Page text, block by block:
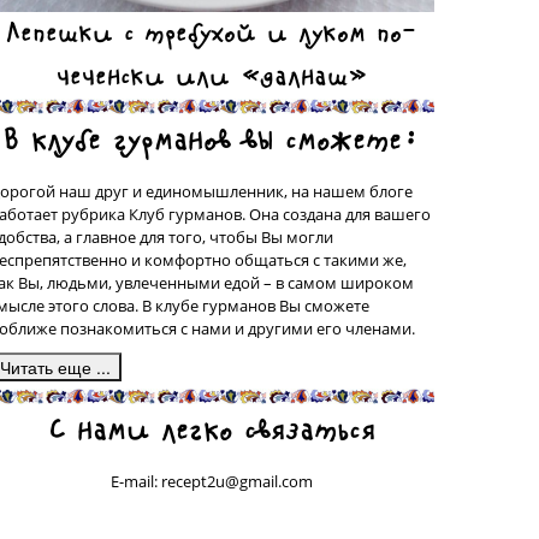
Лепешки с требухой и луком по-
чеченски или «далнаш»
В клубе гурманов вы сможете:
наш друг и единомышленник, на нашем блоге
рубрика Клуб гурманов. Она создана для вашего
а главное для того, чтобы Вы могли
и комфортно общаться с такими же,
Вы, людьми, увлеченными едой – в самом широком
этого слова. В клубе гурманов Вы сможете
познакомиться с нами и другими его членами.
в подрубрике «Сделано на моей кухне» у вас будет
прекрасная возможность поделиться со всеми рецептами
блюд, которые были сделаны вашими собственными
рецепт с фотографией приготовленного Вами блюда
С нами легко связаться
E-mail: recept2u@gmail.com